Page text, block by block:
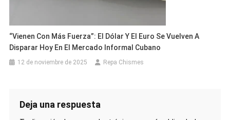
“Vienen Con Más Fuerza”: El Dólar Y El Euro Se Vuelven A
Disparar Hoy En El Mercado Informal Cubano
12 de noviembre de 2025 Repa Chismes
Deja una respuesta